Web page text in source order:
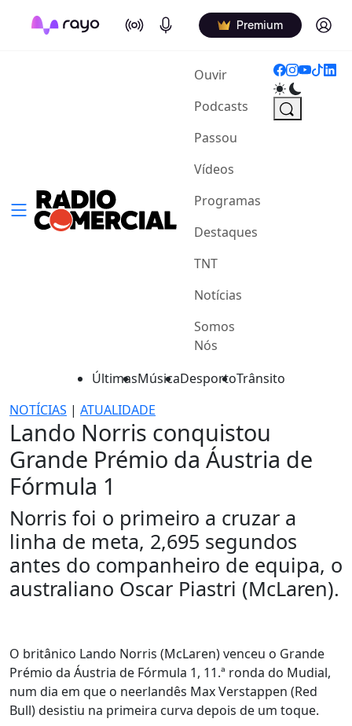
On Air Podcasts Premium Log in
Ouvir(current)
Podcasts
Passou
Vídeos
Programas
Destaques
TNT
Notícias
Somos
Nós
ÚltimasMúsicaDesportoTrânsito
NOTÍCIAS | ATUALIDADE
Lando Norris conquistou
Grande Prémio da Áustria de
Fórmula 1
Norris foi o primeiro a cruzar a
linha de meta, 2,695 segundos
antes do companheiro de equipa, o
australiano Oscar Piastri (McLaren).
O britânico Lando Norris (McLaren) venceu o Grande
Prémio da Áustria de Fórmula 1, 11.ª ronda do Mudial,
num dia em que o neerlandês Max Verstappen (Red
Bull) desistiu na primeira curva depois de um toque.